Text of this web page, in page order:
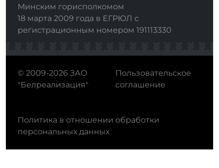
Минским горисполкомом
18 марта 2009 года в ЕГРЮЛ с
регистрационным номером 191113330
© 2009-2026 ЗАО
"Белреализация"
Пользовательское
соглашение
Политика в отношении обработки
персональных данных